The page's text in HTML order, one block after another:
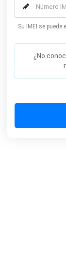
Su IMEI se puede
¿No